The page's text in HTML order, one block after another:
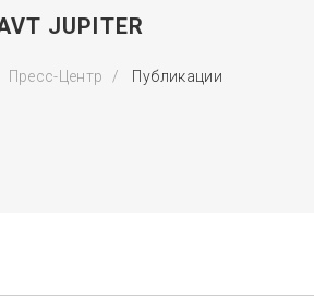
JUPITER
Пресс-Центр Публикации